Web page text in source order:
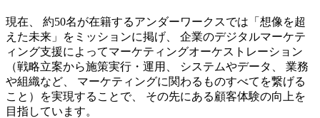
現在、 約50名が在籍するアンダーワークスでは「想像を超
えた未来」をミッションに掲げ、 企業のデジタルマーケテ
ィング支援によってマーケティングオーケストレーション
（戦略立案から施策実行・運用、 システムやデータ、 業務
や組織など、 マーケティングに関わるものすべてを繋げる
こと）を実現することで、 その先にある顧客体験の向上を
目指しています。